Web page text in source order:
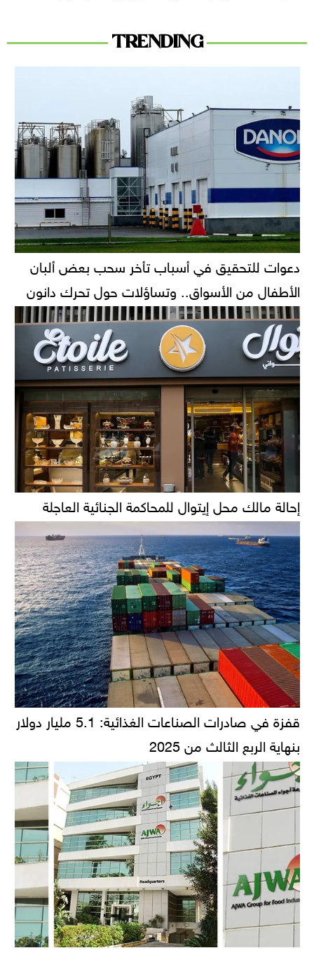
TRENDING
دعوات للتحقيق في أسباب تأخر سحب بعض ألبان
الأطفال من الأسواق.. وتساؤلات حول تحرك دانون
إحالة مالك محل إيتوال للمحاكمة الجنائية العاجلة
قفزة في صادرات الصناعات الغذائية: 5.1 مليار دولار
بنهاية الربع الثالث من 2025